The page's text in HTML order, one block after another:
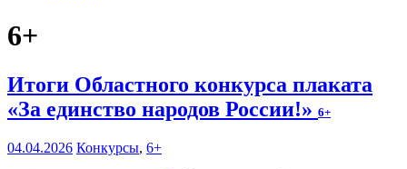
6+
Итоги Областного конкурса плаката
«За единство народов России!» 6+
04.04.2026 Конкурсы, 6+